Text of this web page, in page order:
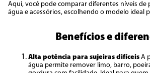
Aqui, você pode comparar diferentes níveis de
água e acessórios, escolhendo o modelo ideal
Benefícios e
Alta potência para sujeiras difíceis A
água permite remover limo, barro,